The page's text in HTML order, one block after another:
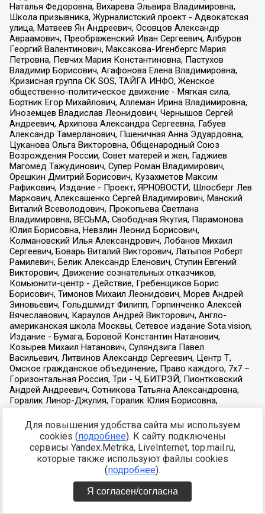
Для повышения удобства сайта мы используем
cookies (подробнее). К сайту подключены
сервисы Yandex.Metrika, LiveInternet, top.mail.ru,
которые также используют файлы cookies
(подробнее).
Я согласен/согласна